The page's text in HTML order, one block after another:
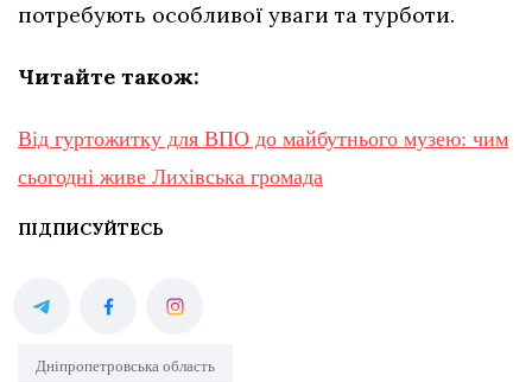
потребують особливої уваги та турботи.
Читайте також:
Від гуртожитку для ВПО до майбутнього музею: чим
сьогодні живе Лихівська громада
ПІДПИСУЙТЕСЬ
Дніпропетровська область